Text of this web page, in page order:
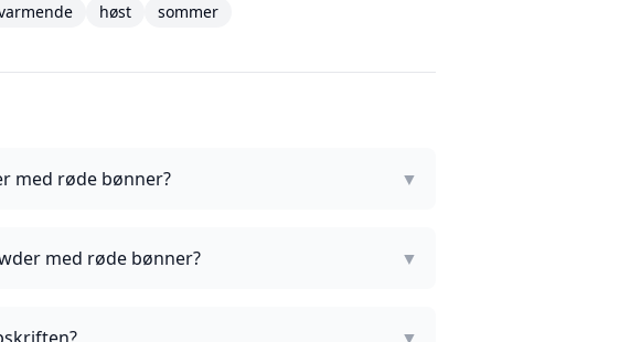
høst sommer
med røde bønner? ▼
med røde bønner? ▼